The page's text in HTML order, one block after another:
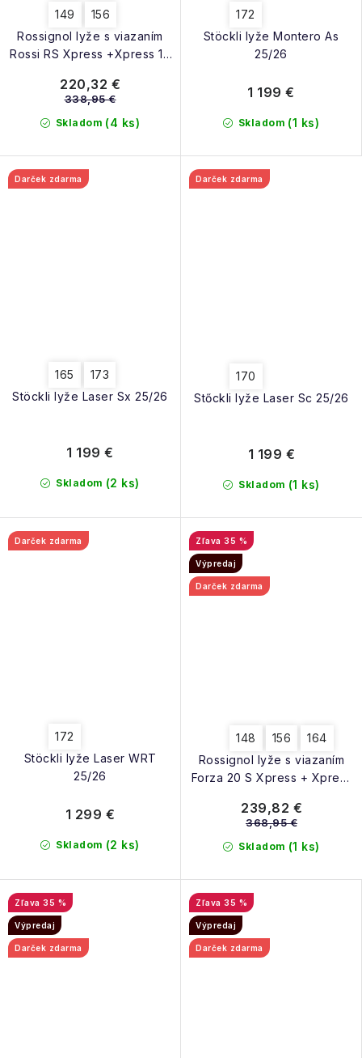
Rossignol lyže s viazaním
Rossi RS Xpress +Xpress 10
149 156
Skladom (4 ks)
220,32 €
338,95 €
Stöckli lyže Montero As
25/26
172
Skladom (1 ks)
1 199 €
Stöckli lyže Laser Sx 25/26
Darček zdarma
165 173
Skladom (2 ks)
1 199 €
Stőckli lyže Laser Sc 25/26
Darček zdarma
170
Skladom (1 ks)
1 199 €
Stöckli lyže Laser WRT
25/26
Darček zdarma
172
Skladom (2 ks)
1 299 €
Rossignol lyže s viazaním
Forza 20 S Xpress + Xpress
35 %
Výpredaj
Darček zdarma
148 156 164
Skladom (1 ks)
239,82 €
368,95 €
35 %
Výpredaj
Darček zdarma
35 %
Výpredaj
Darček zdarma